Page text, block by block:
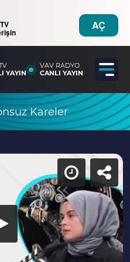
AÇ
YAYIN
VAV RADYO
CANLI YAYIN
Kareler